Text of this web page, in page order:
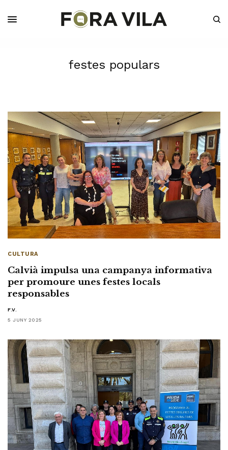
festes populars
CULTURA
Calvià impulsa una campanya informativa
per promoure unes festes locals
responsables
F.V.
5 JUNY 2025